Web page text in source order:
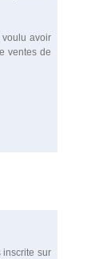
voulu avoir
ventes de
inscrite sur